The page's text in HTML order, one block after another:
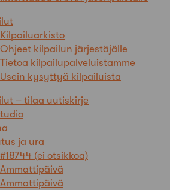
Kilpailuarkisto
Ohjeet kilpailun järjestäjälle
Tietoa kilpailupalveluistamme
Usein kysyttyä kilpailuista
– tilaa uutiskirje
ja ura
#18744 (ei otsikkoa)
Ammattipäivä
Ammattipäivä